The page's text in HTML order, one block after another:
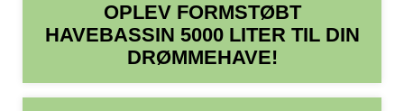
OPLEV FORMSTØBT
HAVEBASSIN 5000 LITER TIL DIN
DRØMMEHAVE!